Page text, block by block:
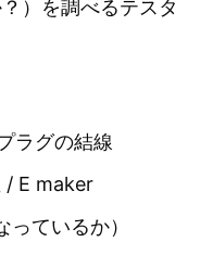
）を調べるテスタ
ラグの結線
/ E maker
ているか）